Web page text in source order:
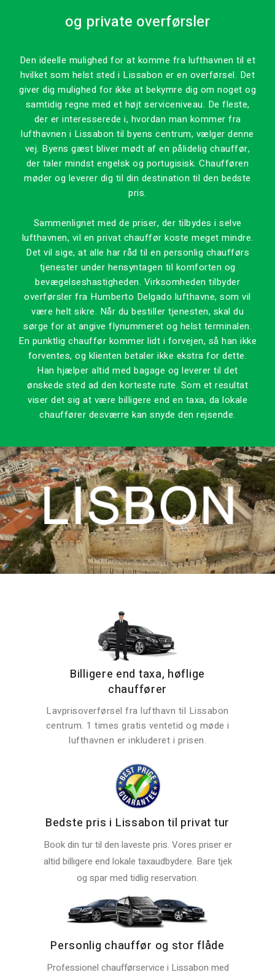
og private overførsler
Den ideelle mulighed for at komme fra lufthavnen til et
hvilket som helst sted i Lissabon er en overførsel. Det
giver dig mulighed for ikke at bekymre dig om noget og
samtidig regne med et højt serviceniveau. De fleste,
der er interesserede i, hvordan man kommer fra
lufthavnen i Lissabon til byens centrum, vælger denne
vej. Byens gæst bliver mødt af en pålidelig chauffør,
der taler mindst engelsk og portugisisk. Chaufføren
møder og leverer dig til din destination til den bedste
pris.
Sammenlignet med de priser, der tilbydes i selve
lufthavnen, vil en privat chauffør koste meget mindre.
Det vil sige, at alle har råd til en personlig chaufførs
tjenester under hensyntagen til komforten og
bevægelseshastigheden. Virksomheden tilbyder
overførsler fra Humberto Delgado lufthavne, som vil
være helt sikre. Når du bestiller tjenesten, skal du
sørge for at angive flynummeret og helst terminalen.
En punktlig chauffør kommer lidt i forvejen, så han ikke
forventes, og klienten betaler ikke ekstra for dette.
Han hjælper altid med bagage og leverer til det
ønskede sted ad den korteste rute. Som et resultat
viser det sig at være billigere end en taxa, da lokale
chauffører desværre kan snyde den rejsende.
Billigere end taxa, høflige
chauffører
Lavprisoverførsel fra lufthavn til Lissabon
centrum. 1 times gratis ventetid og møde i
lufthavnen er inkluderet i prisen.
Bedste pris i Lissabon til privat tur
Book din tur til den laveste pris. Vores priser er
altid billigere end lokale taxaudbydere. Bare tjek
og spar med tidlig reservation.
Personlig chauffør og stor flåde
Professionel chaufførservice i Lissabon med